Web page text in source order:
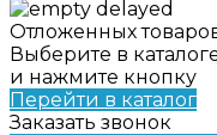
Отложенных
Выберите в
и нажмите кнопку
Перейти в каталог
Заказать звонок